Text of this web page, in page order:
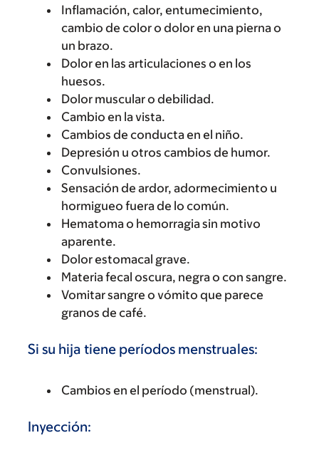
Inflamación, calor, entumecimiento,
cambio de color o dolor en una pierna o
un brazo.
Dolor en las articulaciones o en los
huesos.
Dolor muscular o debilidad.
Cambio en la vista.
Cambios de conducta en el niño.
Depresión u otros cambios de humor.
Convulsiones.
Sensación de ardor, adormecimiento u
hormigueo fuera de lo común.
Hematoma o hemorragia sin motivo
aparente.
Dolor estomacal grave.
Materia fecal oscura, negra o con sangre.
Vomitar sangre o vómito que parece
granos de café.
Si su hija tiene períodos menstruales:
Cambios en el período (menstrual).
Inyección: